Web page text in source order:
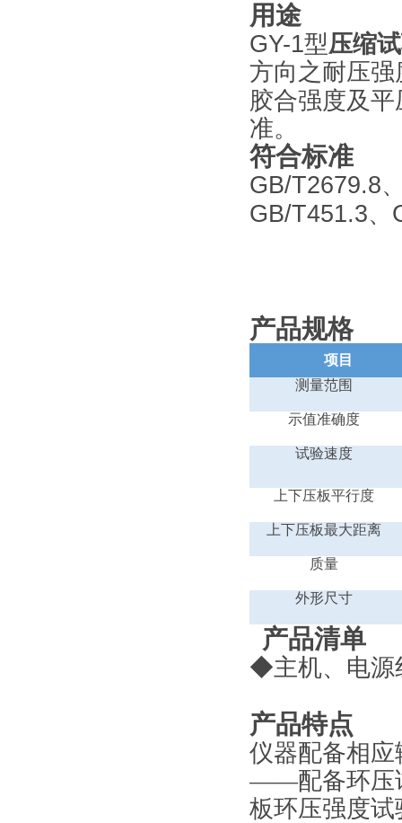
用途
GY-1型压缩
方向之耐压
胶合强度及
准。
符合标准
GB/T2679.8
GB/T451.3、
产品规格
项目
测量范围
示值准确度
试验速度
上下压板平行度
上下压板最大距离
质量
外形尺寸
产品清单
◆主机、电源
产品特点
仪器配备相
——配备环压
板环压强度试